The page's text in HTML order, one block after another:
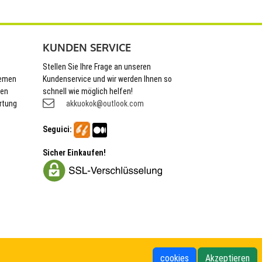
KUNDEN SERVICE
Stellen Sie Ihre Frage an unseren
Kundenservice und wir werden Ihnen so
schnell wie möglich helfen!
akkuokok@outlook.com
Seguici:
Sicher Einkaufen!
cookies Akzeptieren